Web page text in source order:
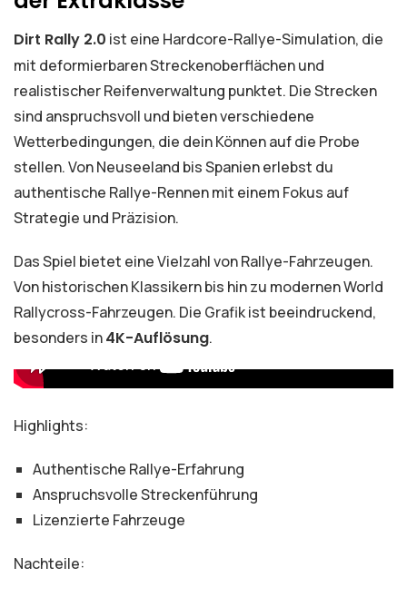
Dirt Rally 2.0 ist eine Hardcore-Rallye-Simulation, die
mit deformierbaren Streckenoberflächen und
realistischer Reifenverwaltung punktet. Die Strecken
sind anspruchsvoll und bieten verschiedene
Wetterbedingungen, die dein Können auf die Probe
stellen. Von Neuseeland bis Spanien erlebst du
authentische Rallye-Rennen mit einem Fokus auf
Strategie und Präzision.
Das Spiel bietet eine Vielzahl von Rallye-Fahrzeugen.
Von historischen Klassikern bis hin zu modernen World
Rallycross-Fahrzeugen. Die Grafik ist beeindruckend,
besonders in4K-Auflösung.
Highlights:
Authentische Rallye-Erfahrung
Anspruchsvolle Streckenführung
Lizenzierte Fahrzeuge
Nachteile: